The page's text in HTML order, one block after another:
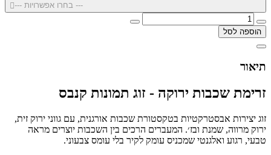
--- בחרו אפשרויות ---
הוספה לסל
תיאור
זרימת שכבות ירוקה - זוג תמונות קנבס
זוג יצירות אבסטרקטיות בטקסטורת שכבות אורגנית, עם גווני ירוק זית,
ירוק מרווה, שמנת ובז׳. המעברים הרכים בין השכבות יוצרים מראה
טבעי, רגוע ואלגנטי שמכניס עומק לקיר בלי עומס צבעוני.